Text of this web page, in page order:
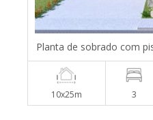
Planta de sobrado com
10x25m 3